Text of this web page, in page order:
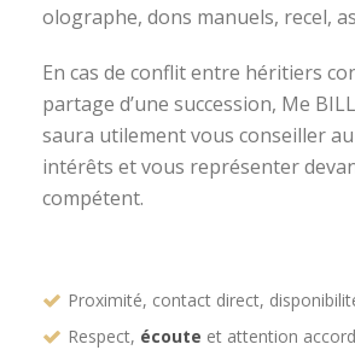
olographe, dons manuels, recel,
En cas de conflit entre héritiers
partage d’une succession, Me
saura utilement vous conseiller
intérêts et vous représenter
compétent.
Proximité, contact direct,
Respect, écoute et attention